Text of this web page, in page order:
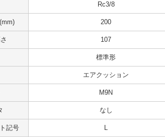
Rc3/8
200
107
標準形
エアクッション
M9N
なし
記号 L